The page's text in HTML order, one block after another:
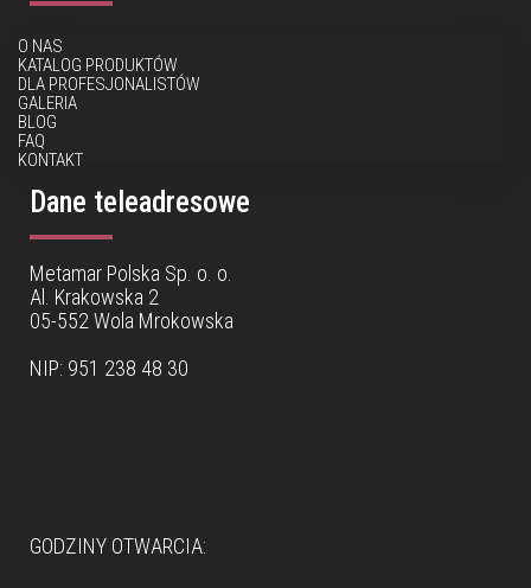
O NAS
KATALOG PRODUKTÓW
DLA PROFESJONALISTÓW
GALERIA
BLOG
FAQ
KONTAKT
Dane teleadresowe
Metamar Polska Sp. o. o.
Al. Krakowska 2
05-552 Wola Mrokowska
NIP: 951 238 48 30
GODZINY OTWARCIA: